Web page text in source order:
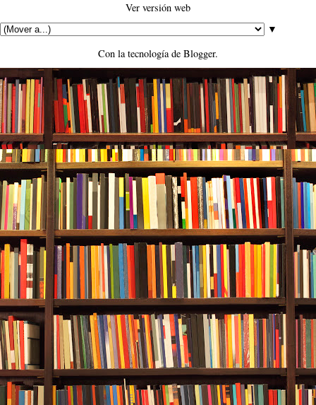
Ver versión web
▼
Con la tecnología de Blogger.